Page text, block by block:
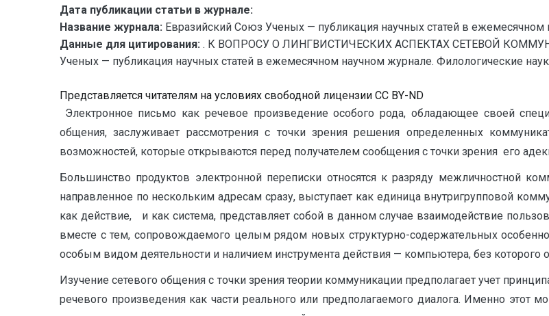
Дата публикации статьи в журнале:
Название журнала: Евразийский Союз Ученых — публикация научных статей в ежемесячном
Данные для цитирования: . К ВОПРОСУ О ЛИНГВИСТИЧЕСКИХ АСПЕКТАХ СЕТЕВОЙ
Ученых — публикация научных статей в ежемесячном научном журнале. Филологические
Представляется читателям на условиях свободной лицензии CC BY-ND
Электронное письмо как речевое произведение особого рода, обладающее своей
общения, заслуживает рассмотрения с точки зрения решения определенных
возможностей, которые открываются перед получателем сообщения с точки зрения его
Большинство продуктов электронной переписки относятся к разряду межличностной
направленное по нескольким адресам сразу, выступает как единица внутригрупповой
как действие, и как система, представляет собой в данном случае взаимодействие
вместе с тем, сопровождаемого целым рядом новых структурно-содержательных
особым видом деятельности и наличием инструмента действия — компьютера, без
Изучение сетевого общения с точки зрения теории коммуникации предполагает учет
речевого произведения как части реального или предполагаемого диалога. Именно